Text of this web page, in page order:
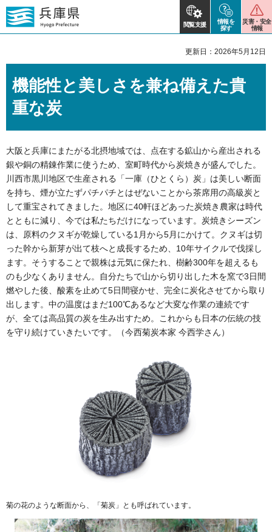
閲覧支援
情報を
探す
災害・安全
情報
更新日：2026年5月12日
機能性と美しさを兼ね備えた貴
重な炭
大阪と兵庫にまたがる北摂地域では、点在する鉱山から産出される
銀や銅の精錬作業に使うため、室町時代から炭焼きが盛んでした。
川西市黒川地区で生産される「一庫（ひとくら）炭」は美しい断面
を持ち、煙が立たずパチパチとはぜないことから茶席用の高級炭と
して重宝されてきました。地区に40軒ほどあった炭焼き農家は時代
とともに減り、今では私たちだけになっています。炭焼きシーズン
は、原料のクヌギが乾燥している1月から5月にかけて。クヌギは切
った幹から新芽が出て枝へと成長するため、10年サイクルで伐採し
ます。そうすることで親株は元気に保たれ、樹齢300年を超えるも
のも少なくありません。自分たちで山から切り出した木を窯で3日間
燃やした後、酸素を止めて5日間寝かせ、完全に炭化させてから取り
出します。中の温度はまだ100℃あるなど大変な作業の連続です
が、全ては高品質の炭を生み出すため。これからも日本の伝統の技
を守り続けていきたいです。（今西菊炭本家 今西学さん）
菊の花のような断面から、「菊炭」とも呼ばれています。